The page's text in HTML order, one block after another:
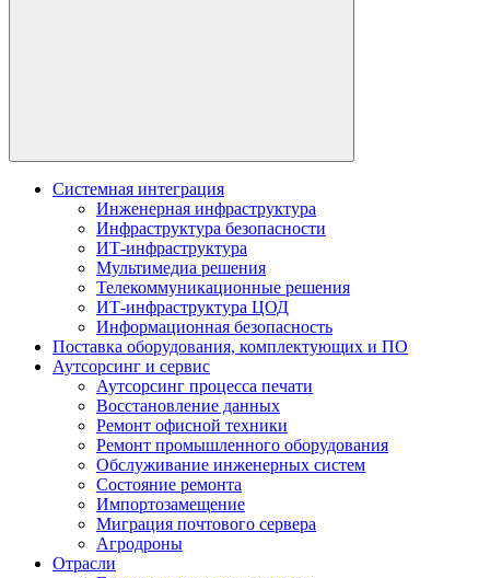
Системная интеграция
Инженерная инфраструктура
Инфраструктура безопасности
ИТ-инфраструктура
Мультимедиа решения
Телекоммуникационные решения
ИТ-инфраструктура ЦОД
Информационная безопасность
Поставка оборудования, комплектующих и ПО
Аутсорсинг и сервис
Аутсорсинг процесса печати
Восстановление данных
Ремонт офисной техники
Ремонт промышленного оборудования
Обслуживание инженерных систем
Состояние ремонта
Импортозамещение
Миграция почтового сервера
Агродроны
Отрасли